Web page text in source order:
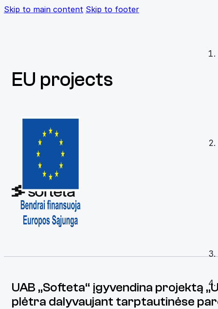
Skip to main content Skip to footer
EU projects
UAB „Softeta“ įgyvendina projektą
plėtra dalyvaujant tarptautinėse